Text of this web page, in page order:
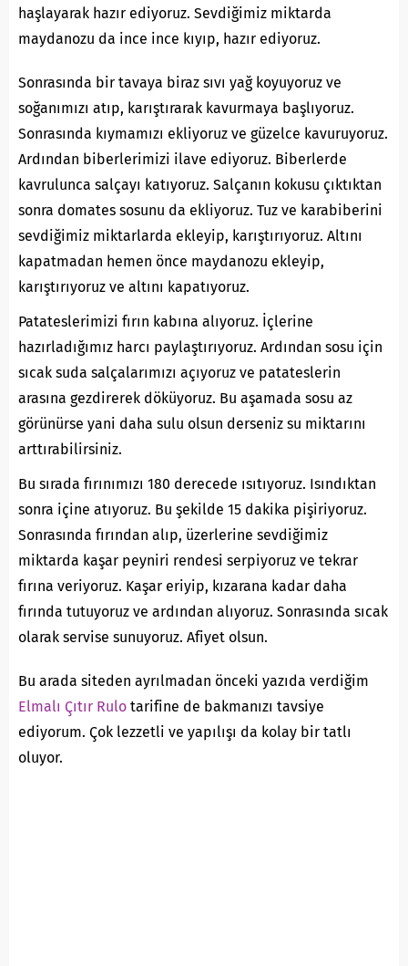
haşlayarak hazır ediyoruz. Sevdiğimiz miktarda
maydanozu da ince ince kıyıp, hazır ediyoruz.
Sonrasında bir tavaya biraz sıvı yağ koyuyoruz ve
soğanımızı atıp, karıştırarak kavurmaya başlıyoruz.
Sonrasında kıymamızı ekliyoruz ve güzelce kavuruyoruz.
Ardından biberlerimizi ilave ediyoruz. Biberlerde
kavrulunca salçayı katıyoruz. Salçanın kokusu çıktıktan
sonra domates sosunu da ekliyoruz. Tuz ve karabiberini
sevdiğimiz miktarlarda ekleyip, karıştırıyoruz. Altını
kapatmadan hemen önce maydanozu ekleyip,
karıştırıyoruz ve altını kapatıyoruz.
Patateslerimizi fırın kabına alıyoruz. İçlerine
hazırladığımız harcı paylaştırıyoruz. Ardından sosu için
sıcak suda salçalarımızı açıyoruz ve patateslerin
arasına gezdirerek döküyoruz. Bu aşamada sosu az
görünürse yani daha sulu olsun derseniz su miktarını
arttırabilirsiniz.
Bu sırada fırınımızı 180 derecede ısıtıyoruz. Isındıktan
sonra içine atıyoruz. Bu şekilde 15 dakika pişiriyoruz.
Sonrasında fırından alıp, üzerlerine sevdiğimiz
miktarda kaşar peyniri rendesi serpiyoruz ve tekrar
fırına veriyoruz. Kaşar eriyip, kızarana kadar daha
fırında tutuyoruz ve ardından alıyoruz. Sonrasında sıcak
olarak servise sunuyoruz. Afiyet olsun.
Bu arada siteden ayrılmadan önceki yazıda verdiğim
Elmalı Çıtır Rulo tarifine de bakmanızı tavsiye
ediyorum. Çok lezzetli ve yapılışı da kolay bir tatlı
oluyor.